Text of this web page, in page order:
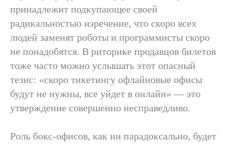
принадлежит подкупающее своей
радикальностью изречение, что скоро всех
людей заменят роботы и программисты скоро
не понадобятся. В риторике продавцов билетов
тоже часто можно услышать этот опасный
тезис: «скоро тикетингу офлайновые офисы
будут не нужны, все уйдет в онлайн» — это
утверждение совершенно несправедливо.
Роль бокс-офисов, как ни парадоксально, будет